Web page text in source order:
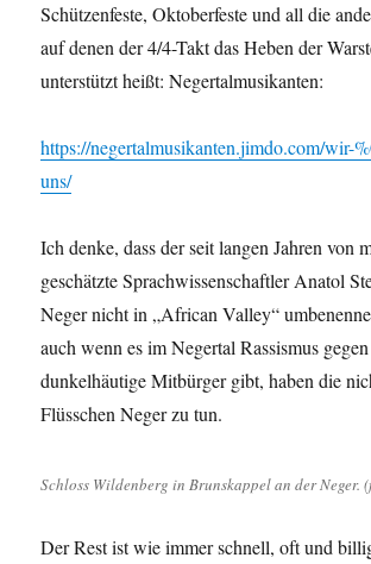
Schützenfeste, Oktoberfeste und all die
auf denen der 4/4-Takt das Heben der
unterstützt heißt: Negertalmusikanten:
https://negertalmusikanten.jimdo.com/wir-
uns/
Ich denke, dass der seit langen Jahren von
geschätzte Sprachwissenschaftler Anatol
Neger nicht in „African Valley“
auch wenn es im Negertal Rassismus
dunkelhäutige Mitbürger gibt, haben die
Flüsschen Neger zu tun.
Schloss Wildenberg in Brunskappel an der Neger.
Der Rest ist wie immer schnell, oft und